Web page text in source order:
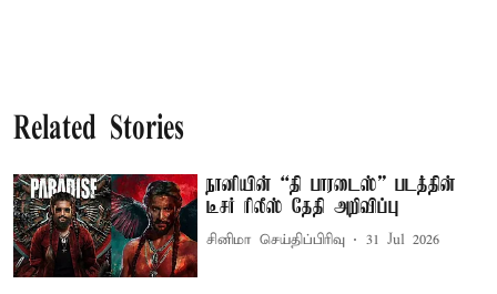
Related Stories
நானியின் “தி பாரடைஸ்” படத்தின்
டீசர் ரிலீஸ் தேதி அறிவிப்பு
சினிமா செய்திப்பிரிவு 31 Jul 2026